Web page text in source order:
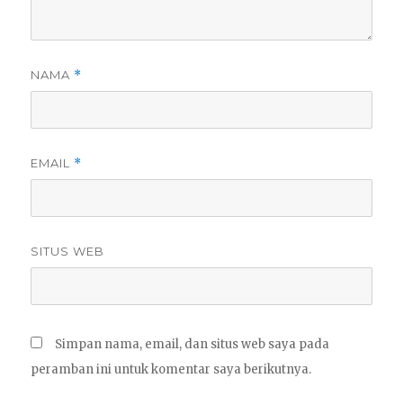
NAMA *
EMAIL *
SITUS WEB
Simpan nama, email, dan situs web saya pada
peramban ini untuk komentar saya berikutnya.